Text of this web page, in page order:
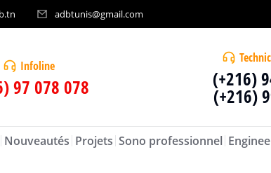
adbtunis@gmail.com
Infoline
97 078 078 (+216)
(+216)
Nouveautés Projets Sono professionnel